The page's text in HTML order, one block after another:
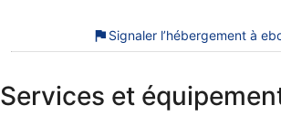
chambres. Les salles de bain comprennent
des chaussons, un bidet et des articles de
à Internet sans fil (vitesse : 100 Mbit/s ou
pers. ou jusqu’à 6 appareils)).Des coffres-
Signaler l’hébergement à
Services et